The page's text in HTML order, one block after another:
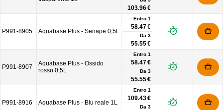
103.96 €
P991-8905 Aquabase Plus - Senape 0,5L
Entro 1
58.47 €
Da 3
55.55 €
P991-8907
Aquabase Plus - Ossido
rosso 0,5L
Entro 1
58.47 €
Da 3
55.55 €
P991-8916 Aquabase Plus - Blu reale 1L
Entro 1
109.43 €
Da 3